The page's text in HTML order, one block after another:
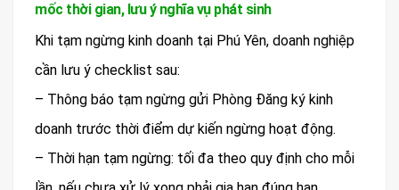
mốc thời gian, lưu ý nghĩa vụ phát sinh
Khi tạm ngừng kinh doanh tại Phú Yên, doanh nghiệp
cần lưu ý checklist sau:
– Thông báo tạm ngừng gửi Phòng Đăng ký kinh
doanh trước thời điểm dự kiến ngừng hoạt động.
– Thời hạn tạm ngừng: tối đa theo quy định cho mỗi